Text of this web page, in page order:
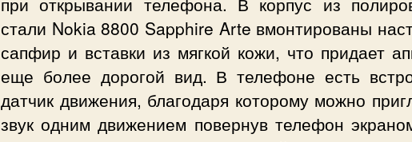
стали Nokia 8800 Sapphire Arte вмонтированы
сапфир и вставки из мягкой кожи, что придает
еще более дорогой вид. В телефоне есть
датчик движения, благодаря которому можно
звук одним движением повернув телефон